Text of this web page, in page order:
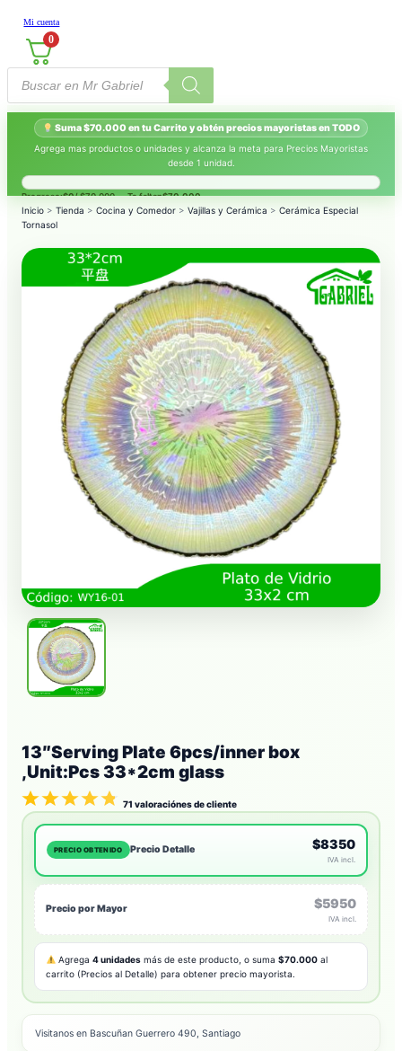
Mi cuenta
0
Búsqueda
productos
Suma $70.000 en tu Carrito y obtén precios mayoristas en TODO
Agrega mas productos o unidades y alcanza la meta para Precios Mayoristas
desde 1 unidad.
Progreso:$0/ $70.000 — Te faltan$70.000.
Inicio > Tienda > Cocina y Comedor > Vajillas y Cerámica > Cerámica Especial
Tornasol
13″Serving Plate 6pcs/inner box
,Unit:Pcs 33*2cm glass
71 valoraciónes de cliente
PRECIO OBTENIDO Precio Detalle $8350
IVA incl.
Precio por Mayor $5950
IVA incl.
Agrega4 unidades más de este producto, o suma$70.000 al
carrito (Precios al Detalle) para obtener precio mayorista.
Visitanos en Bascuñan Guerrero 490, Santiago